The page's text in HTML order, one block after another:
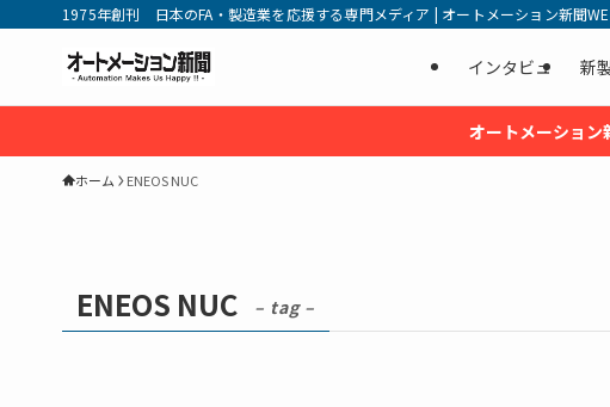
1975年創刊 日本のFA・製造業を応援する専門メディア | オートメーション新聞
インタビュ 新
オートメーション
ホーム ENEOS NUC
ENEOS NUC – tag –